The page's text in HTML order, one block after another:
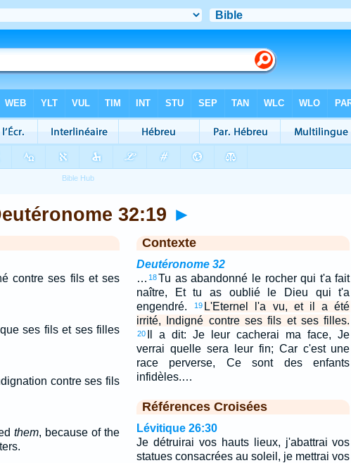
32:19 ►
contre ses fils et ses
ses fils et ses filles
contre ses fils
them, because of the
Contexte
Deutéronome 32
… 18Tu as abandonné le rocher qui t'a fait
naître, Et tu as oublié le Dieu qui t'a
engendré.
19 L'Eternel l'a vu, et il a été
irrité, Indigné contre ses fils et ses filles.
20
Il a dit: Je leur cacherai ma face, Je
verrai quelle sera leur fin; Car c'est une
race perverse, Ce sont des enfants
infidèles.…
Références Croisées
Lévitique 26:30
Je détruirai vos hauts lieux, j'abattrai vos
statues consacrées au soleil, je mettrai vos